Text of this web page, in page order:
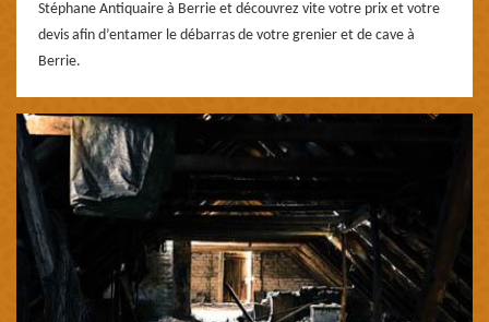
Stéphane Antiquaire à Berrie et découvrez vite votre prix et votre
devis afin d’entamer le débarras de votre grenier et de cave à
Berrie.